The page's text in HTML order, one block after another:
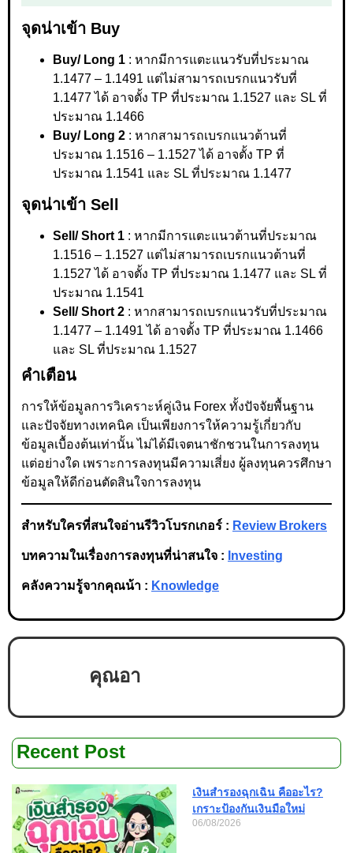
จุดน่าเข้า Buy
Buy/ Long 1 : หากมีการแตะแนวรับที่ประมาณ
1.1477 – 1.1491 แต่ไม่สามารถเบรกแนวรับที่
1.1477 ได้ อาจตั้ง TP ที่ประมาณ 1.1527 และ SL ที่
ประมาณ 1.1466
Buy/ Long 2 : หากสามารถเบรกแนวต้านที่
ประมาณ 1.1516 – 1.1527 ได้ อาจตั้ง TP ที่
ประมาณ 1.1541 และ SL ที่ประมาณ 1.1477
จุดน่าเข้า Sell
Sell/ Short 1 : หากมีการแตะแนวต้านที่ประมาณ
1.1516 – 1.1527 แต่ไม่สามารถเบรกแนวต้านที่
1.1527 ได้ อาจตั้ง TP ที่ประมาณ 1.1477 และ SL ที่
ประมาณ 1.1541
Sell/ Short 2 : หากสามารถเบรกแนวรับที่ประมาณ
1.1477 – 1.1491 ได้ อาจตั้ง TP ที่ประมาณ 1.1466
และ SL ที่ประมาณ 1.1527
คำเตือน
การให้ข้อมูลการวิเคราะห์คู่เงิน Forex ทั้งปัจจัยพื้นฐาน
และปัจจัยทางเทคนิค เป็นเพียงการให้ความรู้เกี่ยวกับ
ข้อมูลเบื้องต้นเท่านั้น ไม่ได้มีเจตนาชักชวนในการลงทุน
แต่อย่างใด เพราะการลงทุนมีความเสี่ยง ผู้ลงทุนควรศึกษา
ข้อมูลให้ดีก่อนตัดสินใจการลงทุน
สำหรับใครที่สนใจอ่านรีวิวโบรกเกอร์ : Review Brokers
บทความในเรื่องการลงทุนที่น่าสนใจ : Investing
คลังความรู้จากคุณน้า : Knowledge
คุณอา
Recent Post
เงินสำรองฉุกเฉิน คืออะไร?
เกราะป้องกันเงินมือใหม่
06/08/2026